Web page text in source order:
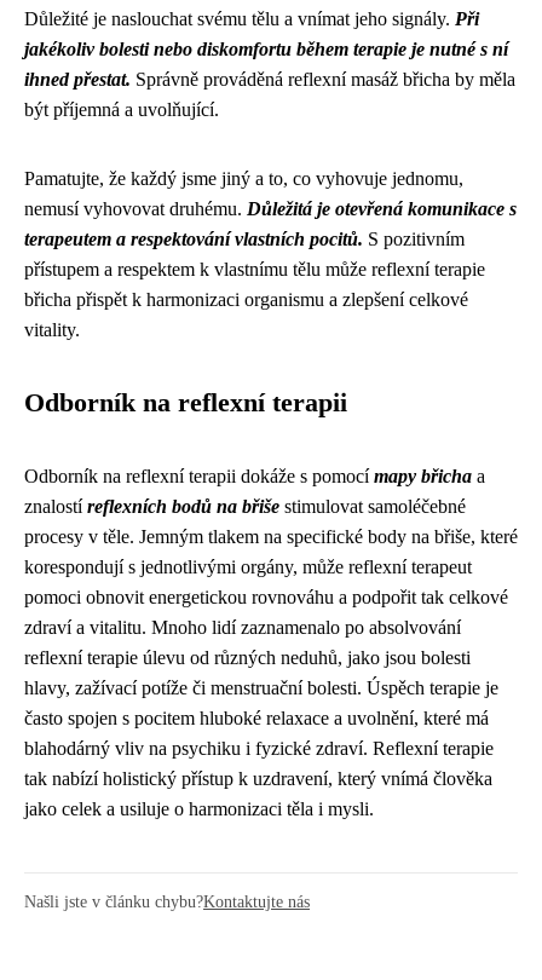
Důležité je naslouchat svému tělu a vnímat jeho signály. Při
jakékoliv bolesti nebo diskomfortu během terapie je nutné s ní
ihned přestat. Správně prováděná reflexní masáž břicha by měla
být příjemná a uvolňující.
Pamatujte, že každý jsme jiný a to, co vyhovuje jednomu,
nemusí vyhovovat druhému. Důležitá je otevřená komunikace s
terapeutem a respektování vlastních pocitů. S pozitivním
přístupem a respektem k vlastnímu tělu může reflexní terapie
břicha přispět k harmonizaci organismu a zlepšení celkové
vitality.
Odborník na reflexní terapii
Odborník na reflexní terapii dokáže s pomocímapy břicha a
znalostíreflexních bodů na břiše stimulovat samoléčebné
procesy v těle. Jemným tlakem na specifické body na břiše, které
korespondují s jednotlivými orgány, může reflexní terapeut
pomoci obnovit energetickou rovnováhu a podpořit tak celkové
zdraví a vitalitu. Mnoho lidí zaznamenalo po absolvování
reflexní terapie úlevu od různých neduhů, jako jsou bolesti
hlavy, zažívací potíže či menstruační bolesti. Úspěch terapie je
často spojen s pocitem hluboké relaxace a uvolnění, které má
blahodárný vliv na psychiku i fyzické zdraví. Reflexní terapie
tak nabízí holistický přístup k uzdravení, který vnímá člověka
jako celek a usiluje o harmonizaci těla i mysli.
Našli jste v článku chybu?Kontaktujte nás